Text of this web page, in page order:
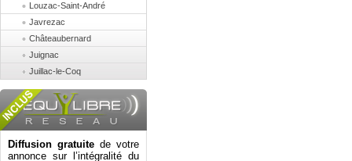
Louzac-Saint-André
Javrezac
Châteaubernard
Juignac
Juillac-le-Coq
Diffusion gratuite de votre
annonce sur l’intégralité du